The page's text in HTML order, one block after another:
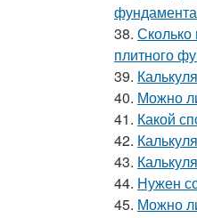
38. Сколько
плитного
39.
40. Можно
41. Какой
42.
43.
44. Нужен
45. Можно